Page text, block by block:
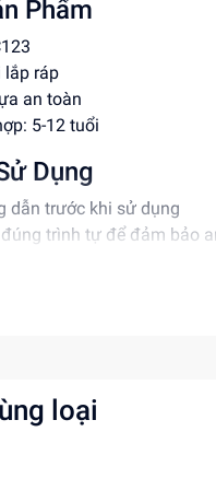
Phẩm
lắp ráp
an toàn
5-12 tuổi
Dụng
dẫn trước khi sử dụng
trình tự để đảm bảo
năng phối hợp và cân
loại